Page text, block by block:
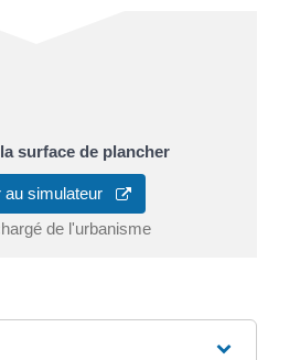
surface de plancher
au simulateur
de l'urbanisme